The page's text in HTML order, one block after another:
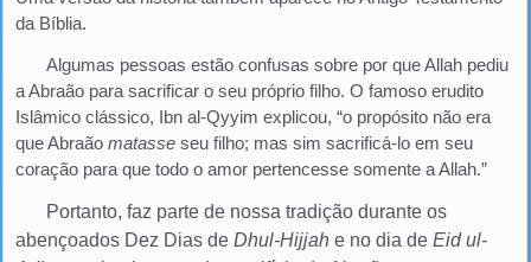
da Bíblia.
Algumas pessoas estão confusas sobre por que Allah pediu
a Abraão para sacrificar o seu próprio filho. O famoso erudito
Islâmico clássico, Ibn al-Qyyim explicou, “o propósito não era
que Abraão matasse seu filho; mas sim sacrificá-lo em seu
coração para que todo o amor pertencesse somente a Allah.”
Portanto, faz parte de nossa tradição durante os
abençoados Dez Dias de Dhul-Hijjah e no dia de Eid ul-